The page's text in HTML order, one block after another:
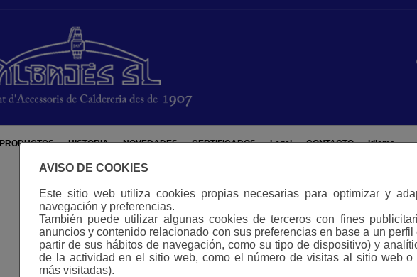
AVISO DE COOKIES
Este sitio web utiliza cookies propias necesarias para optimizar y
navegación y preferencias.
También puede utilizar algunas cookies de terceros con fines
anuncios y contenido relacionado con sus preferencias en base a un perfil
partir de sus hábitos de navegación, como su tipo de dispositivo) y
de la actividad en el sitio web, como el número de visitas al sitio web o
más visitadas).
PRODUCTOS HISTORIA NOVEDADES CERTIFICADOS Legal CONTACTO Idioma